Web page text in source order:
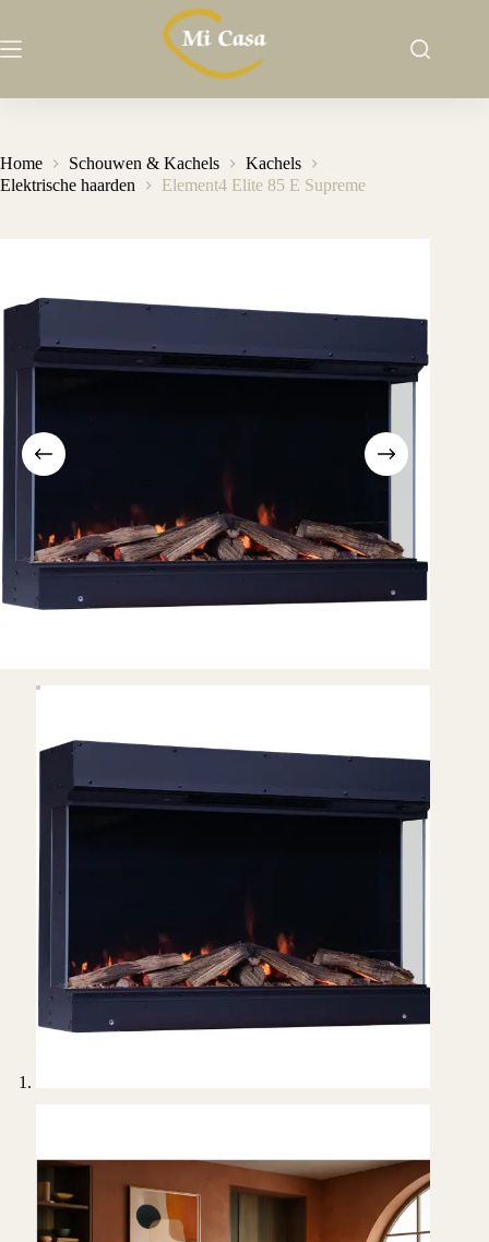
de
Home Schouwen & Kachels
Kachels
Elektrische haarden
Element4 Elite 85 E Supreme